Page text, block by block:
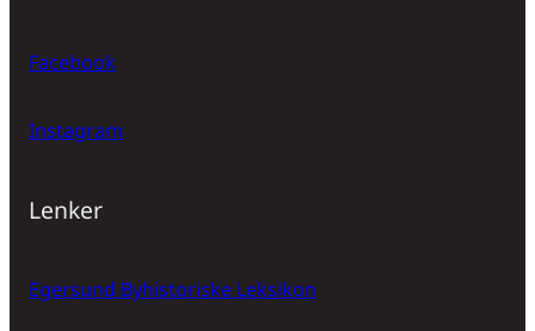
Facebook
Instagram
Lenker
Egersund Byhistoriske Leksikon